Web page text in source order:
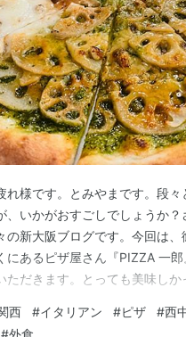
れ様です。とみやまです。段々
、いかがおすごしでしょうか？
の新大阪ブログです。今回は、
にあるピザ屋さん『PIZZA 一郎
ただきます。とっても美味しか
started!! まずは場所は☟西中島
西 #イタリアン #ピザ #西
#外食